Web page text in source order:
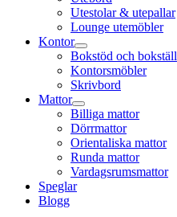
Utestolar & utepallar
Lounge utemöbler
Kontor
Bokstöd och bokställ
Kontorsmöbler
Skrivbord
Mattor
Billiga mattor
Dörrmattor
Orientaliska mattor
Runda mattor
Vardagsrumsmattor
Speglar
Blogg